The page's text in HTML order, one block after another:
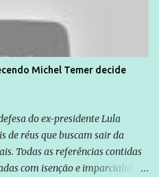
situação de risco ou têm seus
Internacional cobra do Brasil
Michel Temer decide
do ex-presidente Lula
de réus que buscam sair da
Todas as referências contidas
com isenção e imparcialidade